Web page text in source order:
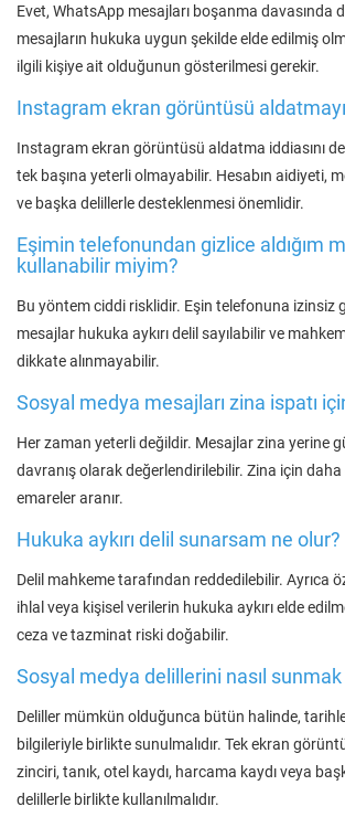
Evet, WhatsApp mesajları boşanma davasında
mesajların hukuka uygun şekilde elde edilmiş
ilgili kişiye ait olduğunun gösterilmesi gerekir.
Instagram ekran görüntüsü
Instagram ekran görüntüsü aldatma iddiasını
tek başına yeterli olmayabilir. Hesabın aidiyeti,
ve başka delillerle desteklenmesi önemlidir.
Eşimin telefonundan gizlice aldığım
kullanabilir miyim?
Bu yöntem ciddi risklidir. Eşin telefonuna izinsiz
mesajlar hukuka aykırı delil sayılabilir ve
dikkate alınmayabilir.
Sosyal medya mesajları zina ispatı
Her zaman yeterli değildir. Mesajlar zina yerine
davranış olarak değerlendirilebilir. Zina için
emareler aranır.
Hukuka aykırı delil sunarsam ne olur?
Delil mahkeme tarafından reddedilebilir. Ayrıca
ihlal veya kişisel verilerin hukuka aykırı elde
ceza ve tazminat riski doğabilir.
Sosyal medya delillerini nasıl
Deliller mümkün olduğunca bütün halinde,
bilgileriyle birlikte sunulmalıdır. Tek ekran
zinciri, tanık, otel kaydı, harcama kaydı veya
delillerle birlikte kullanılmalıdır.